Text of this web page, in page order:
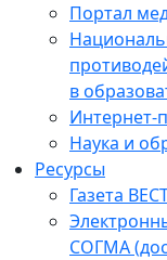
Портал
в
Интернет-
Наука и
Ресурсы
Газета
СОГМА